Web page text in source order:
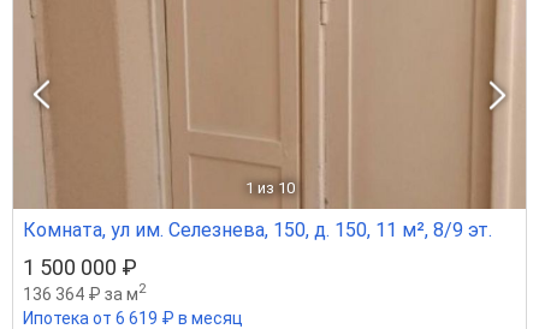
1 из 10
Комната, ул им. Селезнева, 150, д. 150, 11 м², 8/9 эт.
1 500 000 ₽
136 364 ₽ за м2
Ипотека от 6 619 ₽ в месяц